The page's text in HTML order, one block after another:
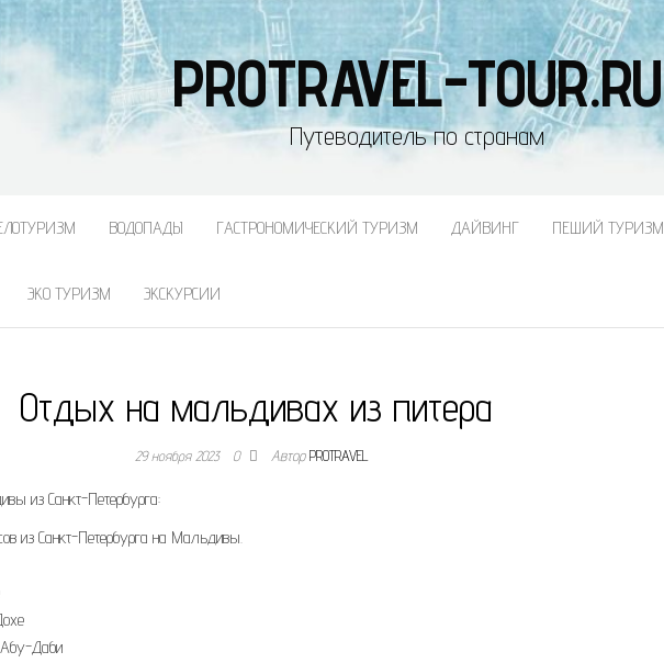
PROTRAVEL-TOUR.RU
Путеводитель по странам
ВОДОПАДЫ ГАСТРОНОМИЧЕСКИЙ ТУРИЗМ ДАЙВИНГ ПЕШИЙ ТУРИЗМ
ЭКО ТУРИЗМ ЭКСКУРСИИ
Отдых на мальдивах из питера
29 ноября 2023 0 АвторPROTRAVEL
из Санкт-Петербурга:
из Санкт-Петербурга на Мальдивы.
Абу-Даби